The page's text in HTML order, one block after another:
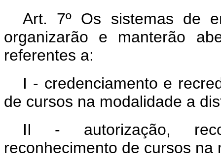
Art. 7º Os sistemas de
organizarão e manterão
referentes a:
I - credenciamento e
de cursos na modalidade a
II - autorização,
reconhecimento de cursos